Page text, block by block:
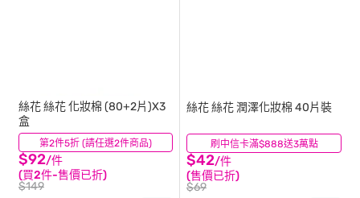
第2件5折 (請任選2件商品)
絲花絲花 化妝棉 (80+2片)X3
盒
$92/件
(買2件-售價已折)
$149
(529) 刷中信卡滿$888送3萬點
絲花絲花 潤澤化妝棉 40片裝
$42/件
(售價已折)
$69
(85)